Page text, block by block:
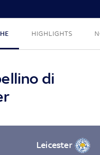
HIGHLIGHTS
di
Leicester